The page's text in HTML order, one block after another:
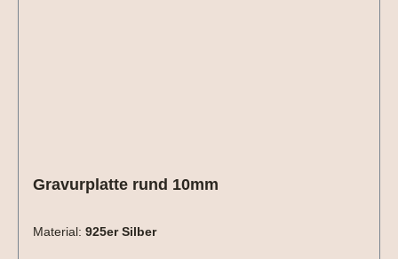
Gravurplatte rund 10mm
Material: 925er Silber